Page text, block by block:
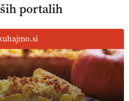
portalih